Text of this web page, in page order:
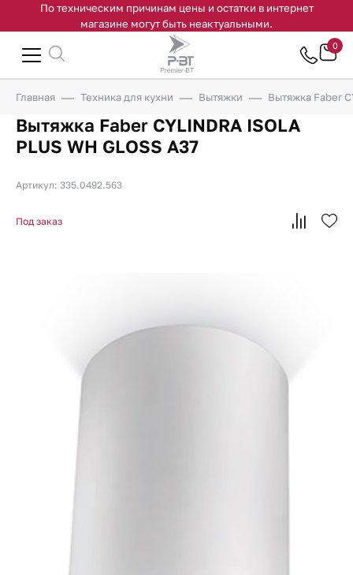
По техническим причинам цены и остатки в интернет
магазине могут быть неактуальными.
0
Главная Техника для кухни Вытяжки Вытяжка Faber
Вытяжка Faber CYLINDRA ISOLA
PLUS WH GLOSS A37
Артикул: 335.0492.563
Под заказ